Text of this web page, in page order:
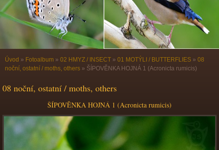
Úvod » Fotoalbum » 02 HMYZ / INSECT » 01 MOTÝLI / BUTTERFLIES » 08
noční, ostatní / moths, others » ŠÍPOVĚNKA HOJNÁ 1 (Acronicta rumicis)
08 noční, ostatní / moths, others
ŠÍPOVĚNKA HOJNÁ 1 (Acronicta rumicis)